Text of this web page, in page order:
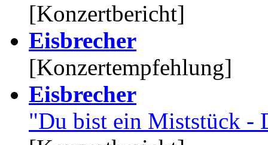
[Konzertbericht]
Eisbrecher
[Konzertempfehlung]
Eisbrecher
"Du bist ein Miststück -